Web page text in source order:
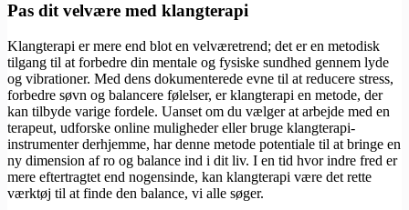
Pas dit velvære med klangterapi
Klangterapi er mere end blot en velværetrend; det er en metodisk
tilgang til at forbedre din mentale og fysiske sundhed gennem lyde
og vibrationer. Med dens dokumenterede evne til at reducere stress,
forbedre søvn og balancere følelser, er klangterapi en metode, der
kan tilbyde varige fordele. Uanset om du vælger at arbejde med en
terapeut, udforske online muligheder eller bruge klangterapi-
instrumenter derhjemme, har denne metode potentiale til at bringe en
ny dimension af ro og balance ind i dit liv. I en tid hvor indre fred er
mere eftertragtet end nogensinde, kan klangterapi være det rette
værktøj til at finde den balance, vi alle søger.